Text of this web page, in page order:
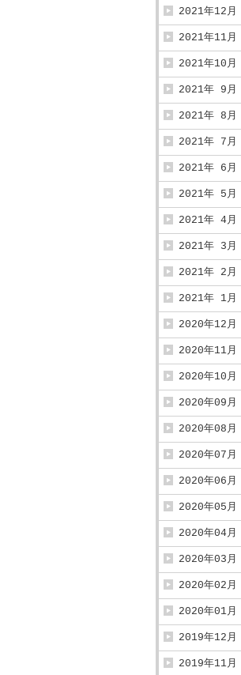
2021年12月
2021年11月
2021年10月
2021年 9月
2021年 8月
2021年 7月
2021年 6月
2021年 5月
2021年 4月
2021年 3月
2021年 2月
2021年 1月
2020年12月
2020年11月
2020年10月
2020年09月
2020年08月
2020年07月
2020年06月
2020年05月
2020年04月
2020年03月
2020年02月
2020年01月
2019年12月
2019年11月